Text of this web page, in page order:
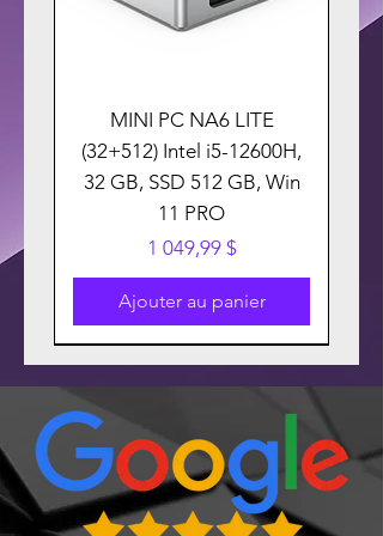
MINI PC NA6 LITE
(32+512) Intel i5-12600H,
32 GB, SSD 512 GB, Win
11 PRO
Prix
1 049,99 $
Ajouter au panier